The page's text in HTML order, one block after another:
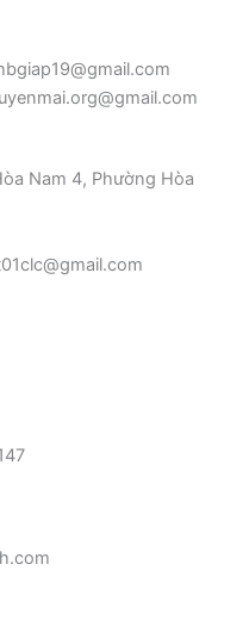
Nam 4, Phường Hòa